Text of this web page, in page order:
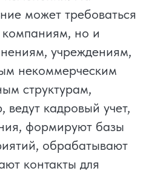
может требоваться
компаниям, но и
учреждениям,
некоммерческим
структурам,
кадровый учет,
формируют базы
обрабатывают
контакты для